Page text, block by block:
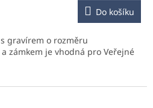
Do košíku
gravírem o rozměru
a zámkem je vhodná pro Veřejné